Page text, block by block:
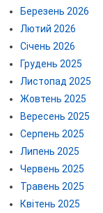
Березень 2026
Лютий 2026
Січень 2026
Грудень 2025
Листопад 2025
Жовтень 2025
Вересень 2025
Серпень 2025
Липень 2025
Червень 2025
Травень 2025
Квітень 2025